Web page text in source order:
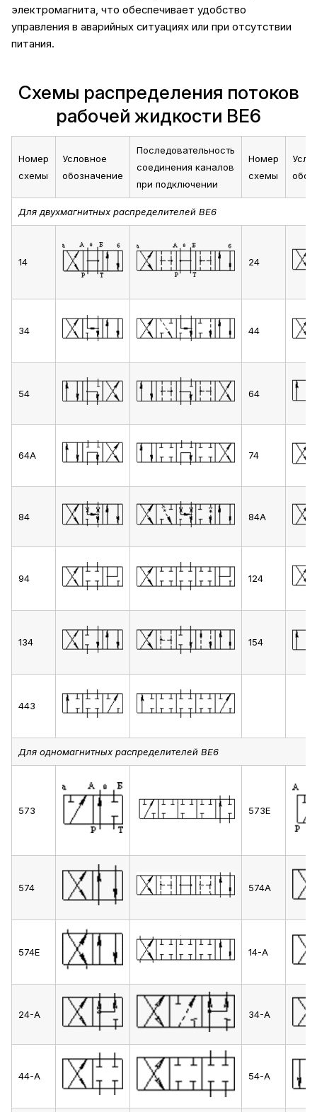
электромагнита, что обеспечивает удобство
управления в аварийных ситуациях или при отсутствии
питания.
Схемы распределения потоков
рабочей жидкости ВЕ6
Номер
схемы
Условное
обозначение
Последовательность
соединения каналов
при подключении
Номер
схемы
Для двухмагнитных распределителей ВЕ6
14 24
34 44
54 64
64А 74
84 84А
94 124
134 154
443
Для одномагнитных распределителей ВЕ6
573 573Е
574 574А
574Е 14-А
24-А 34-А
44-А 54-А